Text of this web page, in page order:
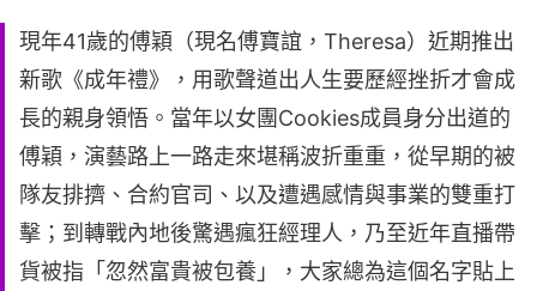
現年41歲的傅穎（現名傅寶誼，Theresa）近期推出
新歌《成年禮》，用歌聲道出人生要歷經挫折才會成
長的親身領悟。當年以女團Cookies成員身分出道的
傅穎，演藝路上一路走來堪稱波折重重，從早期的被
隊友排擠、合約官司、以及遭遇感情與事業的雙重打
擊；到轉戰內地後驚遇瘋狂經理人，乃至近年直播帶
貨被指「忽然富貴被包養」，大家總為這個名字貼上